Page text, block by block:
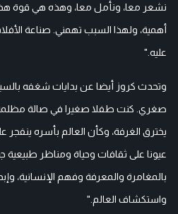
نشعر معا، ونأمل معا، وهذه هي قوة
أهمية، ولهذا السبب تهمني. صناعة
عليه."
وتحدث كروز أيضا عن بدايات شغفه
صغري. كنت طفلا صغيرا في صالة
يخترق الغرفة، وكأن العالم بأسره
عيونا على ثقافات وحياة ومناظر
بالمغامرة والمعرفة وفهم الإنسانية،
واستكشاف العالم."